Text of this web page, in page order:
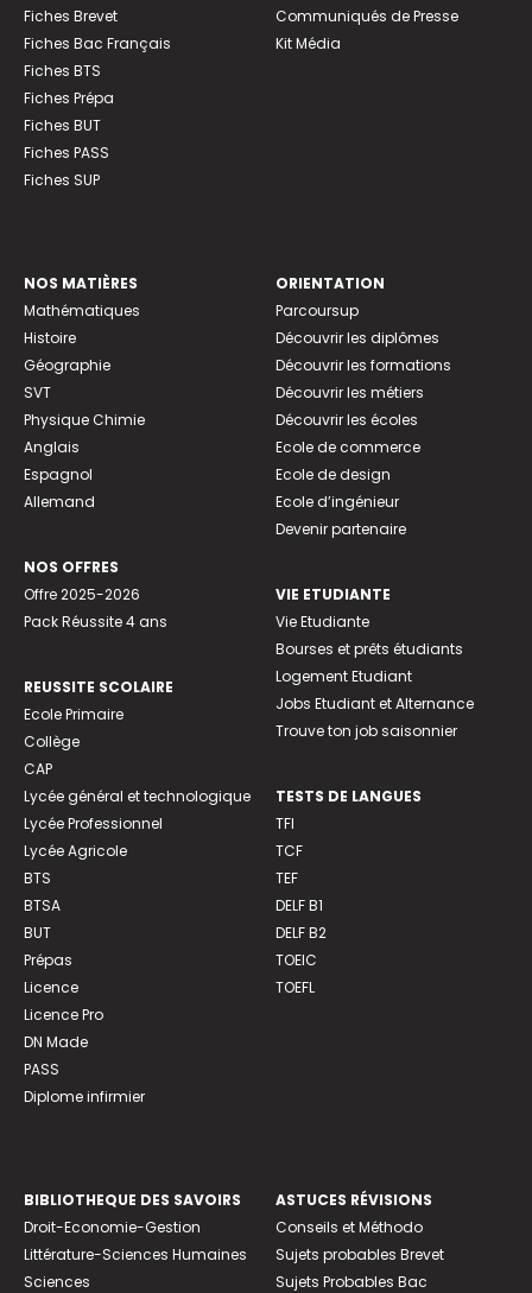
Fiches Brevet
Fiches Bac Français
Fiches BTS
Fiches Prépa
Fiches BUT
Fiches PASS
Fiches SUP
Communiqués de Presse
Kit Média
NOS MATIÈRES
Mathématiques
Histoire
Géographie
SVT
Physique Chimie
Anglais
Espagnol
Allemand
NOS OFFRES
Offre 2025-2026
Pack Réussite 4 ans
REUSSITE SCOLAIRE
Ecole Primaire
Collège
CAP
Lycée général et technologique
Lycée Professionnel
Lycée Agricole
BTS
BTSA
BUT
Prépas
Licence
Licence Pro
DN Made
PASS
Diplome infirmier
ORIENTATION
Parcoursup
Découvrir les diplômes
Découvrir les formations
Découvrir les métiers
Découvrir les écoles
Ecole de commerce
Ecole de design
Ecole d’ingénieur
Devenir partenaire
VIE ETUDIANTE
Vie Etudiante
Bourses et prêts étudiants
Logement Etudiant
Jobs Etudiant et Alternance
Trouve ton job saisonnier
TESTS DE LANGUES
TFI
TCF
TEF
DELF B1
DELF B2
TOEIC
TOEFL
BIBLIOTHEQUE DES SAVOIRS
Droit-Economie-Gestion
Littérature-Sciences Humaines
Sciences
ASTUCES RÉVISIONS
Conseils et Méthodo
Sujets probables Brevet
Sujets Probables Bac